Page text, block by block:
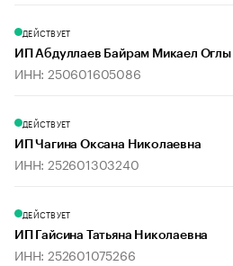
ДЕЙСТВУЕТ
ИП Абдуллаев Байрам Микаел Оглы
ИНН: 250601605086
ДЕЙСТВУЕТ
ИП Чагина Оксана Николаевна
ИНН: 252601303240
ДЕЙСТВУЕТ
ИП Гайсина Татьяна Николаевна
ИНН: 252601075266